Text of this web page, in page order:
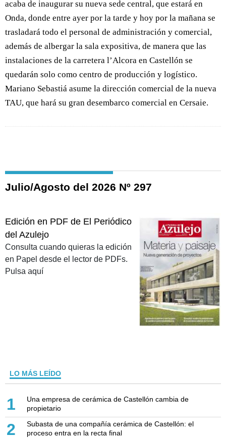
acaba de inaugurar su nueva sede central, que estará en
Onda, donde entre ayer por la tarde y hoy por la mañana se
trasladará todo el personal de administración y comercial,
además de albergar la sala expositiva, de manera que las
instalaciones de la carretera l’Alcora en Castellón se
quedarán solo como centro de producción y logístico.
Mariano Sebastiá asume la dirección comercial de la nueva
TAU, que hará su gran desembarco comercial en Cersaie.
Julio/Agosto del 2026 Nº 297
Edición en PDF de El Periódico
del Azulejo
Consulta cuando quieras la edición
en Papel desde el lector de PDFs.
Pulsa aquí
LO MÁS LEÍDO
1
Una empresa de cerámica de Castellón cambia de
propietario
2
Subasta de una compañía cerámica de Castellón: el
proceso entra en la recta final